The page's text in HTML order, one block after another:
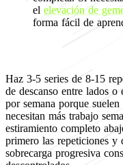
el elevación de
forma fácil de
Haz 3-5 series de 8-15
de descanso entre lados o
por semana porque
necesitan más trabajo
estiramiento completo
primero las repeticiones y
sobrecarga progresiva